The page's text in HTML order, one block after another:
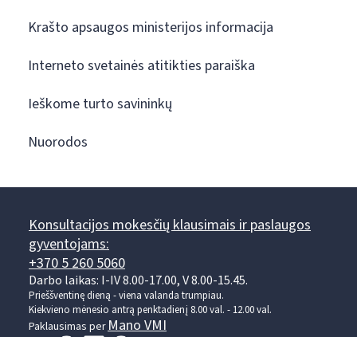
Krašto apsaugos ministerijos informacija
Interneto svetainės atitikties paraiška
Ieškome turto savininkų
Nuorodos
Konsultacijos mokesčių klausimais ir paslaugos
gyventojams:
+370 5 260 5060
Darbo laikas: I-IV 8.00-17.00, V 8.00-15.45.
Prieššventinę dieną - viena valanda trumpiau.
Kiekvieno mėnesio antrą penktadienį 8.00 val. - 12.00 val.
Paklausimas perMano VMI